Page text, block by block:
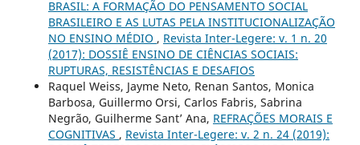
BRASIL: A FORMAÇÃO DO PENSAMENTO SOCIAL
BRASILEIRO E AS LUTAS PELA INSTITUCIONALIZAÇÃO
NO ENSINO MÉDIO , Revista Inter-Legere: v. 1 n. 20
(2017): DOSSIÊ ENSINO DE CIÊNCIAS SOCIAIS:
RUPTURAS, RESISTÊNCIAS E DESAFIOS
Raquel Weiss, Jayme Neto, Renan Santos, Monica
Barbosa, Guillermo Orsi, Carlos Fabris, Sabrina
Negrão, Guilherme Sant’ Ana, REFRAÇÕES MORAIS E
COGNITIVAS , Revista Inter-Legere: v. 2 n. 24 (2019):